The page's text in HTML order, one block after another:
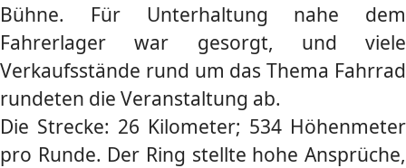
Bühne. Für Unterhaltung nahe dem
Fahrerlager war gesorgt, und viele
Verkaufsstände rund um das Thema Fahrrad
rundeten die Veranstaltung ab.
Die Strecke: 26 Kilometer; 534 Höhenmeter
pro Runde. Der Ring stellte hohe Ansprüche,